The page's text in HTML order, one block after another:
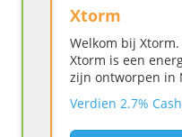
Xtorm
Welkom bij Xtorm.
Xtorm is een
zijn ontworpen in
Verdien 2.7%